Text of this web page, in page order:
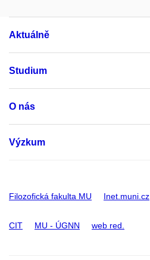
Aktuálně
Studium
O nás
Výzkum
Filozofická fakulta MU Inet.muni.cz
CIT MU - ÚGNN web red.